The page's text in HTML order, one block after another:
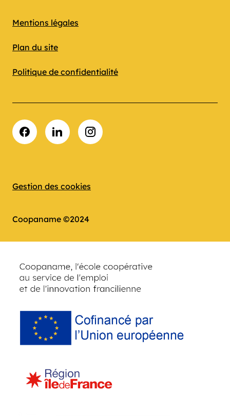
Mentions légales
Plan du site
Politique de confidentialité
Gestion des cookies
Coopaname ©2024